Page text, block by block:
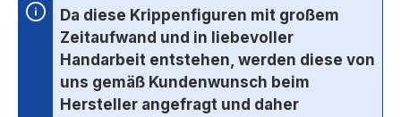
Da diese Krippenfiguren mit großem
Zeitaufwand und in liebevoller
Handarbeit entstehen, werden diese von
uns gemäß Kundenwunsch beim
Hersteller angefragt und daher